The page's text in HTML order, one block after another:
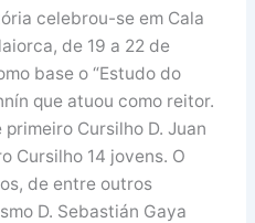
celebrou-se em Cala
de 19 a 22 de
base o “Estudo do
que atuou como reitor.
Cursilho D. Juan
Cursilho 14 jovens. O
de entre outros
D. Sebastián Gaya